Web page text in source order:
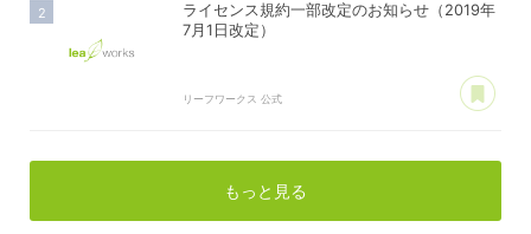
ライセンス規約一部改定のお知らせ（2019年
7月1日改定）
リーフワークス 公式
もっと見る